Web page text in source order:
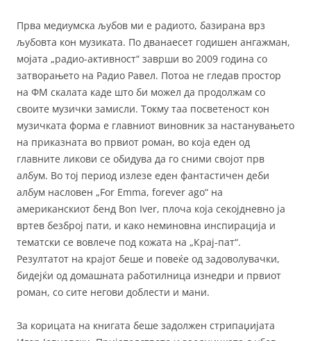
Прва медиумска љубов ми е радиото, базирана врз
љубовта кон музиката. По дванаесет годишен ангажман,
мојата „радио-активност“ заврши во 2009 година со
затворањето на Радио Равел. Потоа не гледав простор
на ФМ скалата каде што би можел да продолжам со
своите музички замисли. Токму таа посветеност кон
музичката форма е главниот виновник за настанувањето
на приказната во првиот роман, во која еден од
главните ликови се обидува да го сними својот прв
албум. Во тој период излезе еден фантастичен деби
албум насловен „For Emma, forever ago“ на
американскиот бенд Bon Iver, плоча која секојдневно ја
вртев безброј пати, и како неминовна инспирација и
тематски се вовлече под кожата на „Крај-пат“.
Резултатот на крајот беше и повеќе од задоволувачки,
бидејќи од домашната работилница изнедри и првиот
роман, со сите негови доблести и мани.
За корицата на книгата беше задолжен стрипаџијата